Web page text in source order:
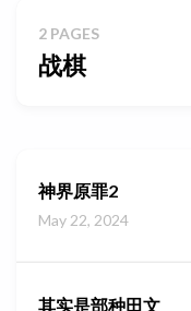
2 PAGES
战棋
神界原罪2
May 22, 2024
其实是部种田文